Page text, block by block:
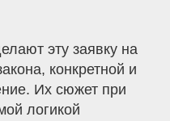
эту заявку на
конкретной и
Их сюжет при
логикой